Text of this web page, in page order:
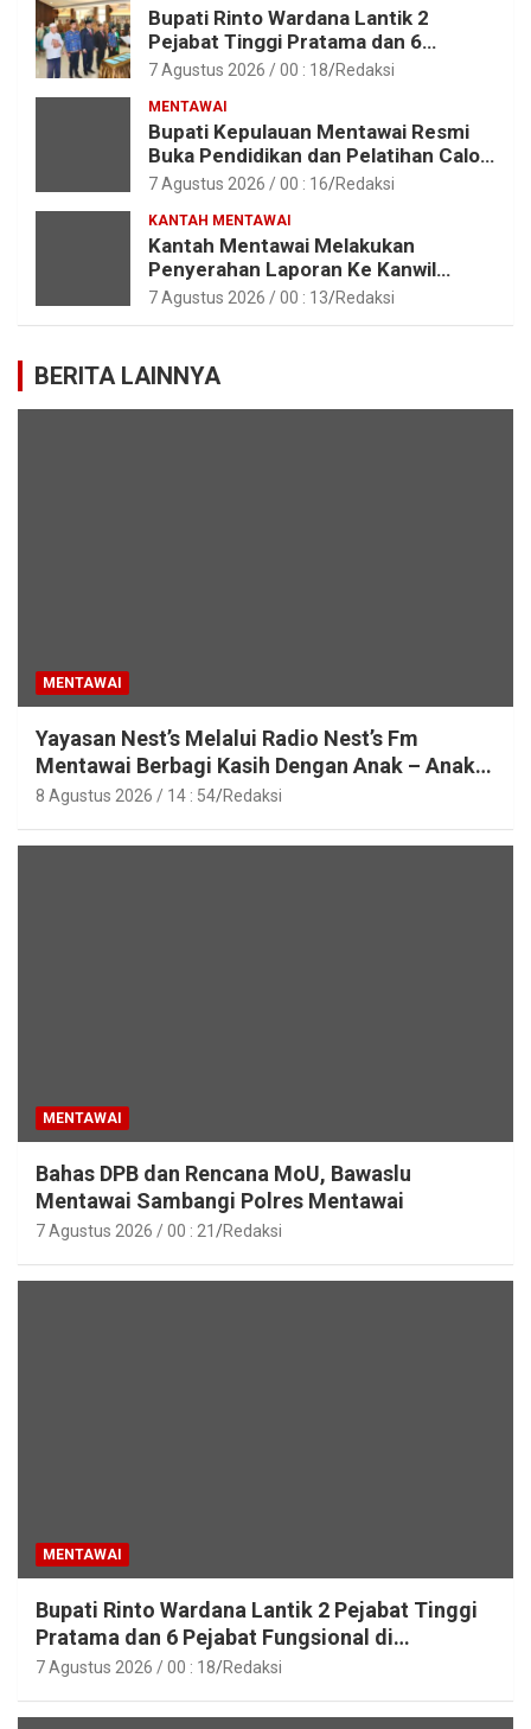
Bupati Rinto Wardana Lantik 2
Pejabat Tinggi Pratama dan 6
Pejabat Fungsional di Lingkungan
7 Agustus 2026 / 00 : 18 Redaksi
MENTAWAI
Bupati Kepulauan Mentawai Resmi
Buka Pendidikan dan Pelatihan Calon
Paskibraka Tahun 2026
7 Agustus 2026 / 00 : 16 Redaksi
KANTAH MENTAWAI
Kantah Mentawai Melakukan
Penyerahan Laporan Ke Kanwil
Kemen ATR/BPN RI Sumbar
7 Agustus 2026 / 00 : 13 Redaksi
BERITA LAINNYA
MENTAWAI
Yayasan Nest’s Melalui Radio Nest’s Fm
Mentawai Berbagi Kasih Dengan Anak – Anak
Asrama SMAN 2 Sipora
8 Agustus 2026 / 14 : 54 Redaksi
MENTAWAI
Bahas DPB dan Rencana MoU, Bawaslu
Mentawai Sambangi Polres Mentawai
7 Agustus 2026 / 00 : 21 Redaksi
MENTAWAI
Bupati Rinto Wardana Lantik 2 Pejabat Tinggi
Pratama dan 6 Pejabat Fungsional di
Lingkungan Pemkab Kepulauan Mentawai
7 Agustus 2026 / 00 : 18 Redaksi